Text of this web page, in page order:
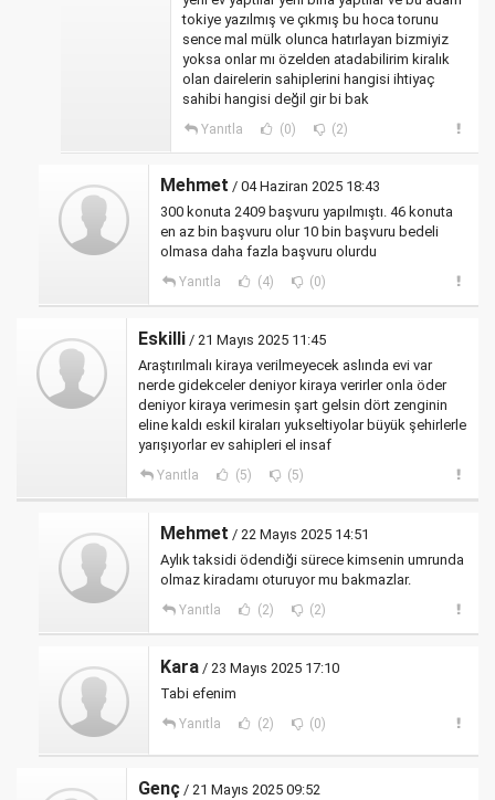
tokiye yazılmış ve çıkmış bu hoca torunu
sence mal mülk olunca hatırlayan bizmiyiz
yoksa onlar mı özelden atadabilirim kiralık
olan dairelerin sahiplerini hangisi ihtiyaç
sahibi hangisi değil gir bi bak
Yanıtla (0) (2)
Mehmet / 04 Haziran 2025 18:43
300 konuta 2409 başvuru yapılmıştı. 46 konuta
en az bin başvuru olur 10 bin başvuru bedeli
olmasa daha fazla başvuru olurdu
Yanıtla (4) (0)
Eskilli / 21 Mayıs 2025 11:45
Araştırılmalı kiraya verilmeyecek aslında evi var
nerde gidekceler deniyor kiraya verirler onla öder
deniyor kiraya verimesin şart gelsin dört zenginin
eline kaldı eskil kiraları yukseltiyolar büyük şehirlerle
yarışıyorlar ev sahipleri el insaf
Yanıtla (5) (5)
Mehmet / 22 Mayıs 2025 14:51
Aylık taksidi ödendiği sürece kimsenin umrunda
olmaz kiradamı oturuyor mu bakmazlar.
Yanıtla (2) (2)
Kara / 23 Mayıs 2025 17:10
Tabi efenim
Yanıtla (2) (0)
Genç / 21 Mayıs 2025 09:52